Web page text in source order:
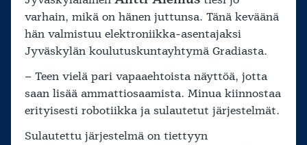
varhain, mikä on hänen juttunsa. Tänä keväänä
hän valmistuu elektroniikka-asentajaksi
Jyväskylän koulutuskuntayhtymä Gradiasta.
– Teen vielä pari vapaaehtoista näyttöä, jotta
saan lisää ammattiosaamista. Minua kiinnostaa
erityisesti robotiikka ja sulautetut järjestelmät.
Sulautettu järjestelmä on tiettyyn